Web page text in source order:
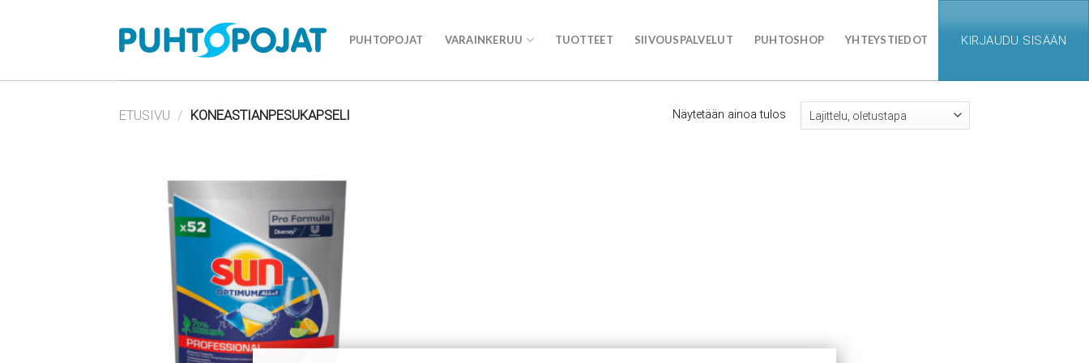
PUHTOPOJAT VARAINKERUU TUOTTEET SIIVOUSPALVELUT PUHTOSHOP YHTEYSTIEDOT KIRJAUDU SISÄÄN
ETUSIVU / KONEASTIANPESUKAPSELI Näytetään ainoa tulos